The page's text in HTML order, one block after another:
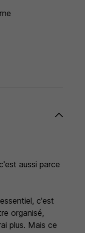
aussi parce
c'est
organisé,
plus. Mais ce